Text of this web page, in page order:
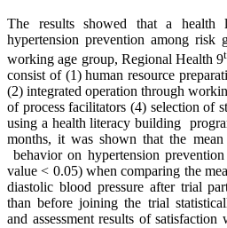
The results showed that a health
hypertension prevention among risk
working age group, Regional Health 9
consist of (1) human resource
(2) integrated operation through
of process facilitators (4) selection of
using a health literacy building
months, it was shown that the
behavior on hypertension
value < 0.05) when comparing the
diastolic blood pressure after trial
than before joining the trial
and assessment results of